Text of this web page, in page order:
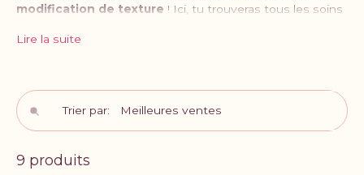
modification de texture ! Ici, tu trouveras tous les soins
sublimer tes cheveux bouclés, frisés ou crépus.
boucles, cette sélection est faite pour toi. Nos produits
haircare respectent la nature de tes cheveux tout en leur
apportantdouceur, légèreté et définition.
À La Réunion, le climat tropical et l'humidité peuvent être
exigeants pour tes cheveux. C'est pourquoi nous avons
Lire la suite
Trier par:
9 produits